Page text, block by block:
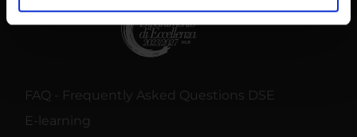
analizzare il nostro traffico. Condividiamo inoltre
informazioni sul modo in cui utilizzi il nostro sito con i
nostri partner che si occupano di analisi dei dati web,
con altre informazioni che hai fornito loro o che hanno
FAQ - Frequently Asked Questions DSE
E-learning